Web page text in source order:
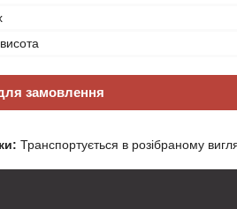
замовлення
Транспортується в розібраному